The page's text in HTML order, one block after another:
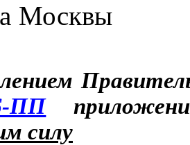
Москвы
ПП
силу